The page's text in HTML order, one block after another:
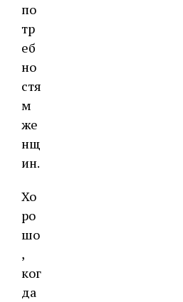
по
тр
еб
но
стя
м
же
нщ
ин.
Хо
ро
шо
,
ког
да